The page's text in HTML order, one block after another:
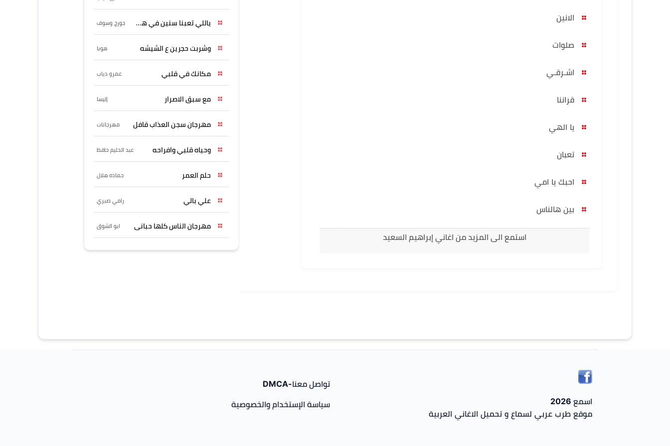
الانين
صلوات
اشـرقـي
قراننا
يا الهي
تعبان
احبك يا امي
بين هالناس
استمع الى المزيد من اغاني إبراهيم السعيد
ياللي تعبنا سنين في هواه جورج وسوف
وشربت حجرين ع الشيشه هوبا
مكانك في قلبي عمرو دياب
مع سبق الاصرار إليسا
مهرجان سجن العذاب قافل مهرجانات
وحياه قلبي وافراحه عبد الحليم حافظ
حلم العمر حماده هلال
علي بالي رامي صبري
مهرجان الناس كلها حبانى ابو الشوق
اسمع 2026
موقع طرب عربي لسماع و تحميل الاغاني العربية
تواصل معنا-DMCA
سياسة الإستخدام والخصوصية